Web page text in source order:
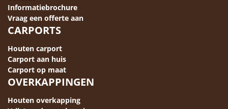
Informatiebrochure
Vraag een offerte aan
CARPORTS
Houten carport
Carport aan huis
Carport op maat
OVERKAPPINGEN
Houten overkapping